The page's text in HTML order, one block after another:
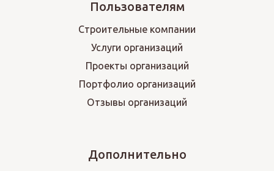
Пользователям
Строительные компании
Услуги организаций
Проекты организаций
Портфолио организаций
Отзывы организаций
Дополнительно